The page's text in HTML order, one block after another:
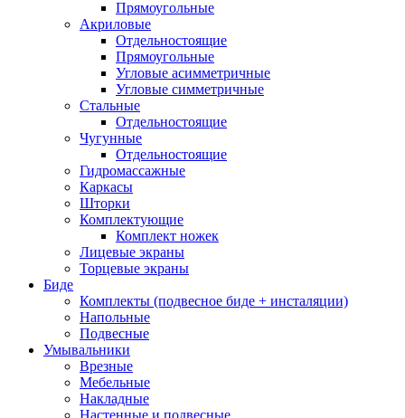
Прямоугольные
Акриловые
Отдельностоящие
Прямоугольные
Угловые асимметричные
Угловые симметричные
Стальные
Отдельностоящие
Чугунные
Отдельностоящие
Гидромассажные
Каркасы
Шторки
Комплектующие
Комплект ножек
Лицевые экраны
Торцевые экраны
Биде
Комплекты (подвесное биде + инсталяции)
Напольные
Подвесные
Умывальники
Врезные
Мебельные
Накладные